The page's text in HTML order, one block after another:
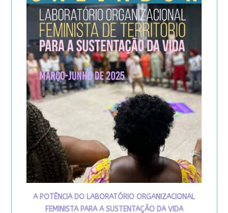
A POTÊNCIA DO LABORATÓRIO ORGANIZACIONAL
FEMINISTA PARA A SUSTENTAÇÃO DA VIDA